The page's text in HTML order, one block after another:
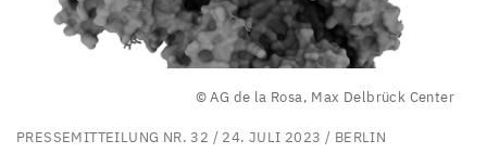
© AG de la Rosa, Max Delbrück Center
PRESSEMITTEILUNG NR. 32 / 24. JULI 2023 / BERLIN